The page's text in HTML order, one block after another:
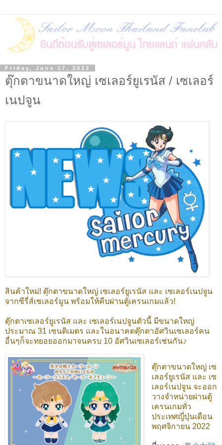
Friday, June 17, 2022
ตุ๊กตาขนาดใหญ่ เซเลอร์ยูเรนัส / เซเลอร์
เนปจูน
สินค้าใหม่! ตุ๊กตาขนาดใหญ่ เซเลอร์ยูเรนัส และ เซเลอร์เนปจูน
จากซีรี่ส์เซเลอร์มูน พร้อมให้คีบผ่านตู้เครนเกมแล้ว!
ตุ๊กตาเซเลอร์ยูเรนัส และ เซเลอร์เนปจูนตัวนี้ มีขนาดใหญ่
ประมาณ 31 เซนติเมตร และในอนาคตตุ๊กตาอัศวินเซเลอร์คน
อื่นๆก็จะทยอยออกมาจนครบ 10 อัศวินเซเลอร์เช่นกัน♪
ตุ๊กตาขนาดใหญ่ เซ
เลอร์ยูเรนัส และ เซ
เลอร์เนปจูน จะออก
วางจำหน่ายผ่านตู้
เครนเกมทั่ว
ประเทศญี่ปุ่นเดือน
พฤศจิกายน 2022